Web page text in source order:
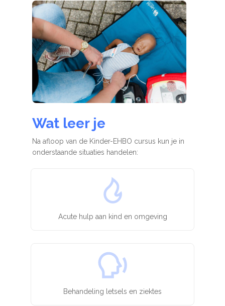
Wat leer je
Na afloop van de Kinder-EHBO cursus kun je in
onderstaande situaties handelen:
Acute hulp aan kind en omgeving
Behandeling letsels en ziektes